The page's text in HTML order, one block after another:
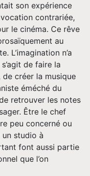
son expérience
contrariée,
le cinéma. Ce rêve
au
L’imagination n’a
de faire la
créer la musique
éméché du
retrouver les notes
Être le chef
peu concerné ou
studio à
font aussi partie
que l’on